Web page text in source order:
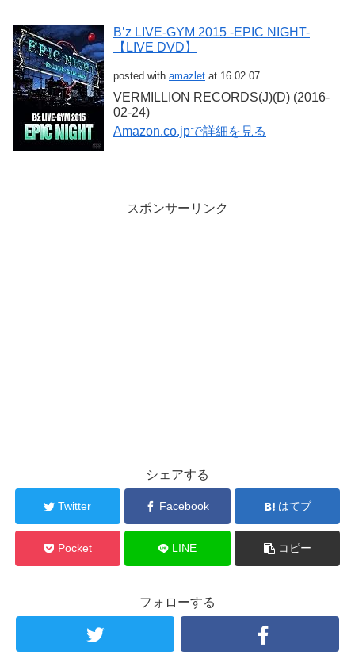
B’z LIVE-GYM 2015 -EPIC NIGHT-
【LIVE DVD】
posted with amazlet at 16.02.07
VERMILLION RECORDS(J)(D) (2016-
02-24)
Amazon.co.jpで詳細を見る
スポンサーリンク
シェアする
Twitter Facebook はてブ
Pocket LINE コピー
フォローする